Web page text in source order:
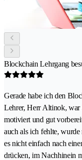
Blockchain Lehrgang
Gerade habe ich den
Lehrer, Herr Altinok, war
motiviert und gut
auch als ich fehlte,
es nicht einfach nach
drücken, im Nachhinein